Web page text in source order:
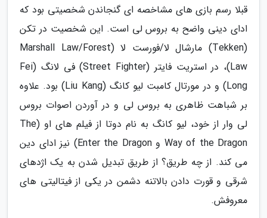
قبلا رسم بازی های مشاخصه ای گنجاندن شخصیتی بود که
ادای دینی واضح به بروس لی است. این شخصیت در تکن
(Tekken) مارشال لا/فورست لا (Marshall Law/Forest
Law)، در استریت فایتر (Street Fighter) فی لانگ (Fei
Long) و در مورتال کامبت لیو کانگ (Liu Kang) بود. علاوه
بر شباهت ظاهری به بروس لی و در آوردن اصوات بروس
لی وار از خود، لیو کانگ به نام دوتا از فیلم های او (The
Way of the Dragon و Enter the Dragon) نیز ادای دین
می کند. از چه طریق؟ از طریق تبدیل شدن به یک اژدهای
شرقی و قورت دادن بالاتنه دشمن در یکی از فیتالیتی های
معروفش.